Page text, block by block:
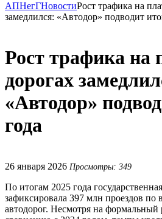
АПНегГНовостиРост трафика на
замедлился: «Автодор» подводит
Рост трафика на
дорогах
«Автодор»
года
26 января 2026 Просмотры: 349
По итогам 2025 года
зафиксировала 397 млн проездов по
автодорог. Несмотря на формальный